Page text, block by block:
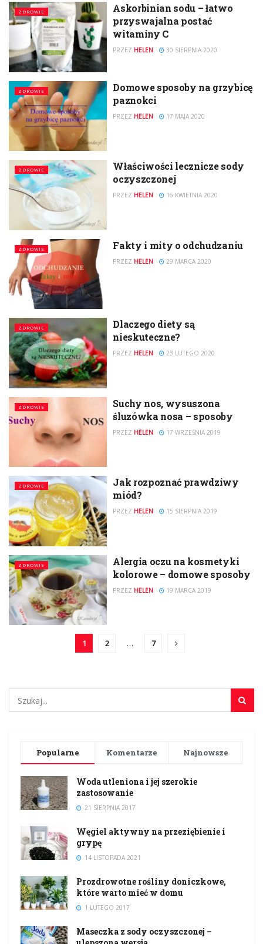
ZDROWIE
Askorbinian sodu – łatwo
przyswajalna postać
witaminy C
PRZEZ HELEN 30 SIERPNIA 2020
ZDROWIE
Domowe sposoby na grzybicę
paznokci
PRZEZ HELEN 17 MAJA 2020
ZDROWIE
Właściwości lecznicze sody
oczyszczonej
PRZEZ HELEN 16 KWIETNIA 2020
ZDROWIE Fakty i mity o odchudzaniu
PRZEZ HELEN 29 MARCA 2020
ZDROWIE
Dlaczego diety są
nieskuteczne?
PRZEZ HELEN 23 LUTEGO 2020
ZDROWIE
Suchy nos, wysuszona
śluzówka nosa – sposoby
PRZEZ HELEN 17 WRZEŚNIA 2019
ZDROWIE
Jak rozpoznać prawdziwy
miód?
PRZEZ HELEN 15 SIERPNIA 2019
ZDROWIE
Alergia oczu na kosmetyki
kolorowe – domowe sposoby
PRZEZ HELEN 19 MARCA 2019
1 2 … 7
Popularne Komentarze Najnowsze
Woda utleniona i jej szerokie
zastosowanie
21 SIERPNIA 2017
Węgiel aktywny na przeziębienie i
grypę
14 LISTOPADA 2021
Prozdrowotne rośliny doniczkowe,
które warto mieć w domu
1 LUTEGO 2017
Maseczka z sody oczyszczonej –